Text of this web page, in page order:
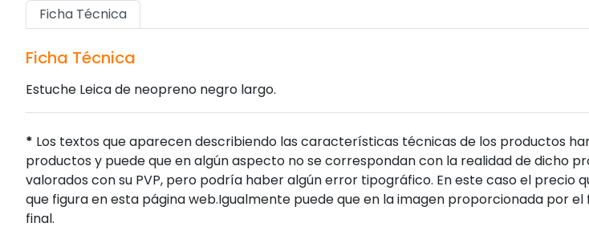
Ficha Técnica
Ficha Técnica
Estuche Leica de neopreno negro largo.
* Los textos que aparecen describiendo las características técnicas de los productos
productos y puede que en algún aspecto no se correspondan con la realidad de dicho
valorados con su PVP, pero podría haber algún error tipográfico. En este caso el
que figura en esta página web.Igualmente puede que en la imagen proporcionada por
final.